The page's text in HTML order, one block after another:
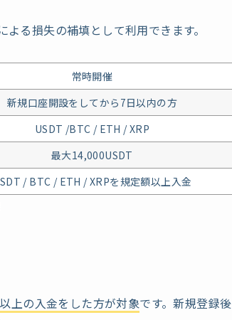
る損失の補填として利用できます。
常時開催
新規口座開設を してから7日以内の方
USDT /BTC / ETH / XRP
最大14,000USDT
/ BTC / ETH / XRPを規定額以上入金
上の入金をした方が対象です。新規登録後